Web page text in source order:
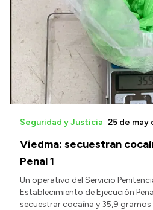
Viedma: secuestran
Penal 1
Seguridad y Justicia 25 de may
Un operativo del Servicio
Establecimiento de Ejecución
secuestrar cocaína y 35,9